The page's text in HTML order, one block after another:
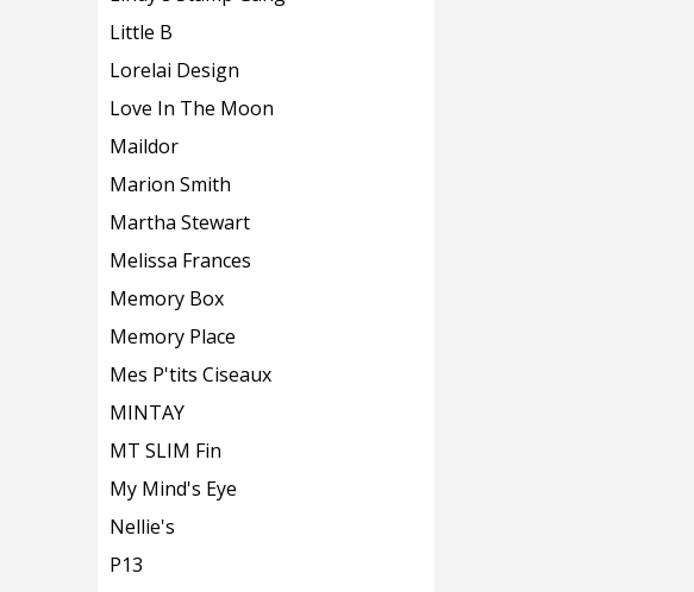
Little B
Lorelai Design
Love In The Moon
Maildor
Marion Smith
Martha Stewart
Melissa Frances
Memory Box
Memory Place
Mes P'tits Ciseaux
MINTAY
MT SLIM Fin
My Mind's Eye
Nellie's
P13